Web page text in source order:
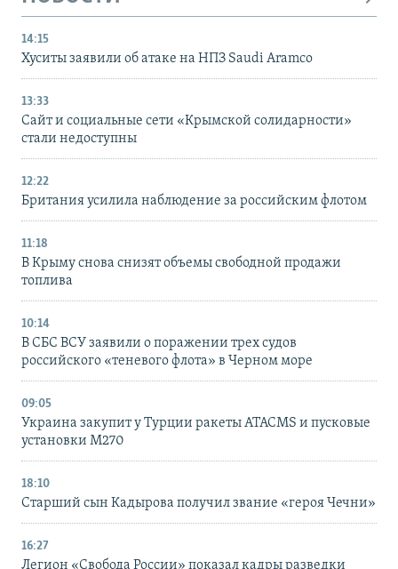
14:15
Хуситы заявили об атаке на НПЗ Saudi Aramco
13:33
Сайт и социальные сети «Крымской солидарности»
стали недоступны
12:22
Британия усилила наблюдение за российским флотом
11:18
В Крыму снова снизят объемы свободной продажи
топлива
10:14
В СБС ВСУ заявили о поражении трех судов
российского «теневого флота» в Черном море
09:05
Украина закупит у Турции ракеты ATACMS и пусковые
установки M270
18:10
Старший сын Кадырова получил звание «героя Чечни»
16:27
Легион «Свобода России» показал кадры разведки